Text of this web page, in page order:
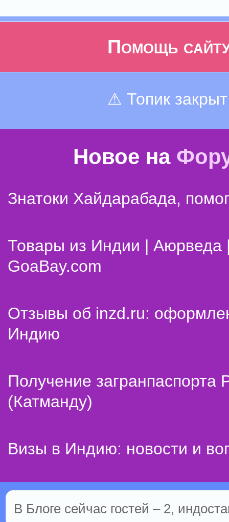
Помощь
⚠ Топик закрыт
Новое на
Знатоки Хайдарабада,
Товары из Индии | Аюрведа
GoaBay.com
Отзывы об inzd.ru:
Индию
Получение
(Катманду)
Визы в Индию: новости и
В Блоге сейчас гостей – 2,